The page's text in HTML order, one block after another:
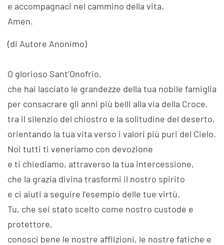
e accompagnaci nel cammino della vita.
Amen.
(di Autore Anonimo)
O glorioso Sant’Onofrio,
che hai lasciato le grandezze della tua nobile famiglia
per consacrare gli anni più belli alla via della Croce,
tra il silenzio del chiostro e la solitudine del deserto,
orientando la tua vita verso i valori più puri del Cielo.
Noi tutti ti veneriamo con devozione
e ti chiediamo, attraverso la tua intercessione,
che la grazia divina trasformi il nostro spirito
e ci aiuti a seguire l’esempio delle tue virtù.
Tu, che sei stato scelto come nostro custode e
protettore,
conosci bene le nostre afflizioni, le nostre fatiche e